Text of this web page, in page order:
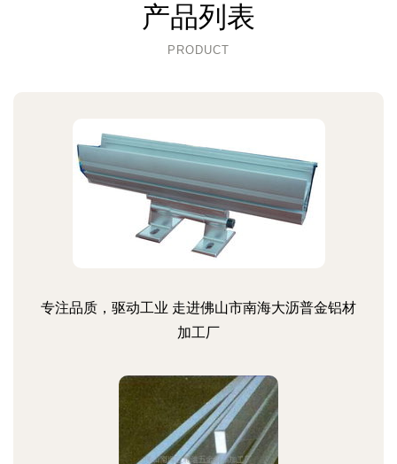
产品列表
PRODUCT
专注品质，驱动工业 走进佛山市南海大沥普金铝材
加工厂